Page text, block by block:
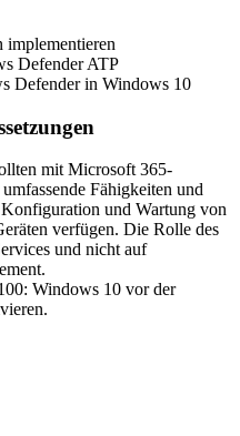
implementieren
Defender ATP
Defender in Windows 10
mit Microsoft 365-
Fähigkeiten und
und Wartung von
verfügen. Die Rolle des
und nicht auf
Windows 10 vor der